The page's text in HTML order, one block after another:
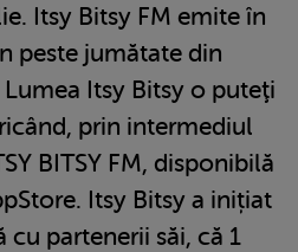
Itsy Bitsy FM emite în
peste jumătate din
Itsy Bitsy o puteţi
prin intermediul
BITSY FM, disponibilă
Itsy Bitsy a inițiat
partenerii săi, că 1